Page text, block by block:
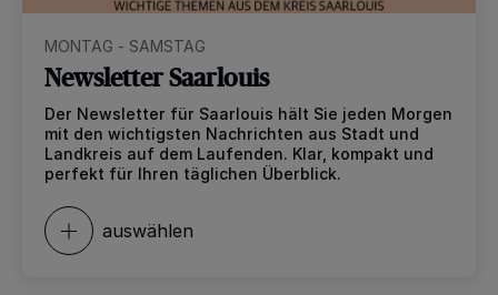
MONTAG - SAMSTAG
Newsletter Saarlouis
Der Newsletter für Saarlouis hält Sie jeden Morgen
mit den wichtigsten Nachrichten aus Stadt und
Landkreis auf dem Laufenden. Klar, kompakt und
perfekt für Ihren täglichen Überblick.
auswählen